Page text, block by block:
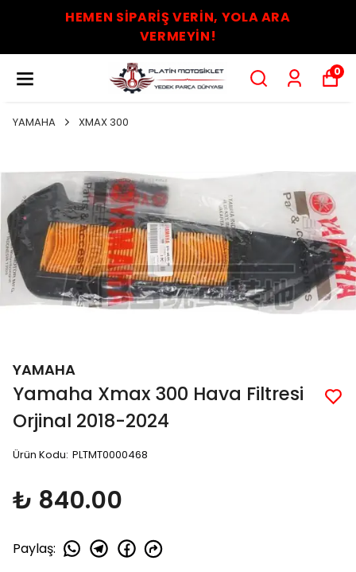
HEMEN SİPARİŞ VERİN, YOLA ARA
VERMEYİN!
0
YAMAHA XMAX 300
YAMAHA
Yamaha Xmax 300 Hava Filtresi
Orjinal 2018-2024
Ürün Kodu: PLTMT0000468
₺ 840.00
Paylaş: